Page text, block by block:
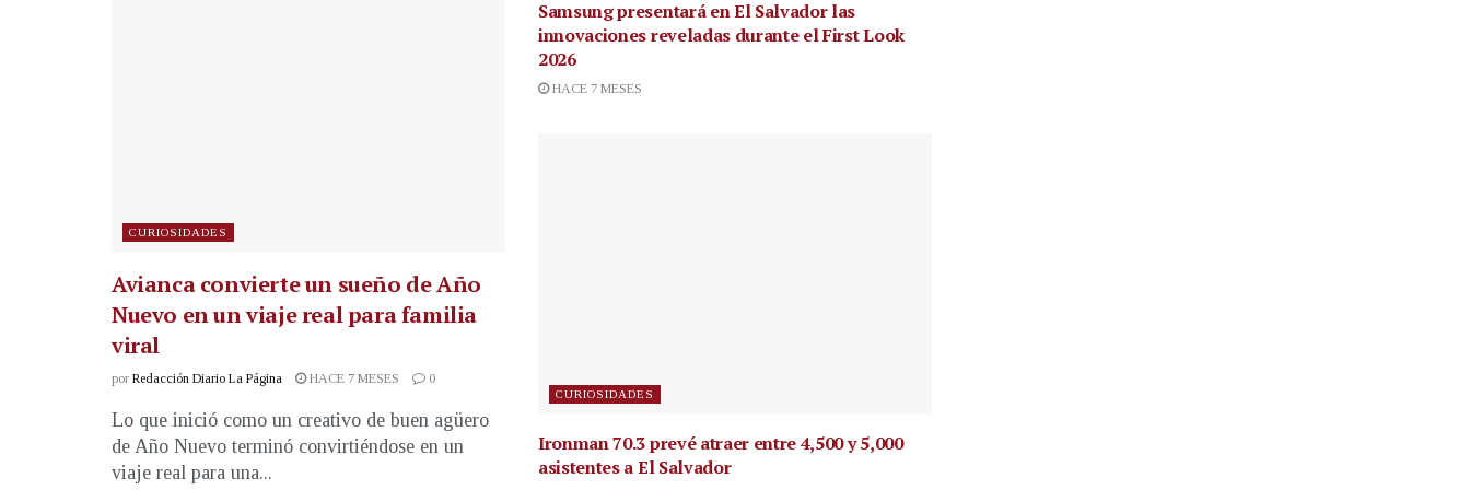
CURIOSIDADES
Avianca convierte un sueño de Año
Nuevo en un viaje real para familia
viral
por Redacción Diario La Página HACE 7 MESES 0
Lo que inició como un creativo de buen agüero
de Año Nuevo terminó convirtiéndose en un
viaje real para una...
Samsung presentará en El Salvador las
innovaciones reveladas durante el First Look
2026
HACE 7 MESES
CURIOSIDADES
Ironman 70.3 prevé atraer entre 4,500 y 5,000
asistentes a El Salvador